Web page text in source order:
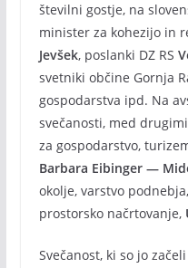
številni gostje, na
minister za kohezijo in
Jevšek, poslanki DZ RS
svetniki občine Gornja
gospodarstva ipd. Na
svečanosti, med
za gospodarstvo,
Barbara Eibinger —
okolje, varstvo
prostorsko načrtovanje,
Svečanost, ki so jo